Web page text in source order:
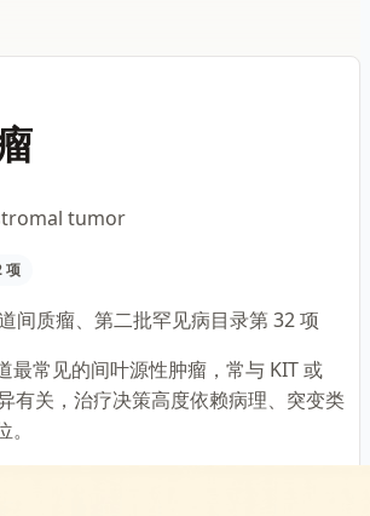
tumor
项
间质瘤、第二批罕见病目录第 32 项
最常见的间叶源性肿瘤，常与 KIT 或
有关，治疗决策高度依赖病理、突变类